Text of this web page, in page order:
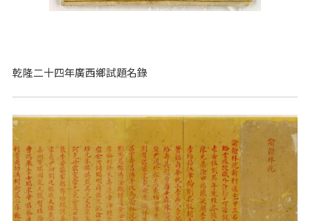
乾隆二十四年廣西鄉試題名錄